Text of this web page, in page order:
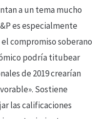
a un tema mucho
es especialmente
compromiso soberano
podría titubear
de 2019 crearían
Sostiene
las calificaciones